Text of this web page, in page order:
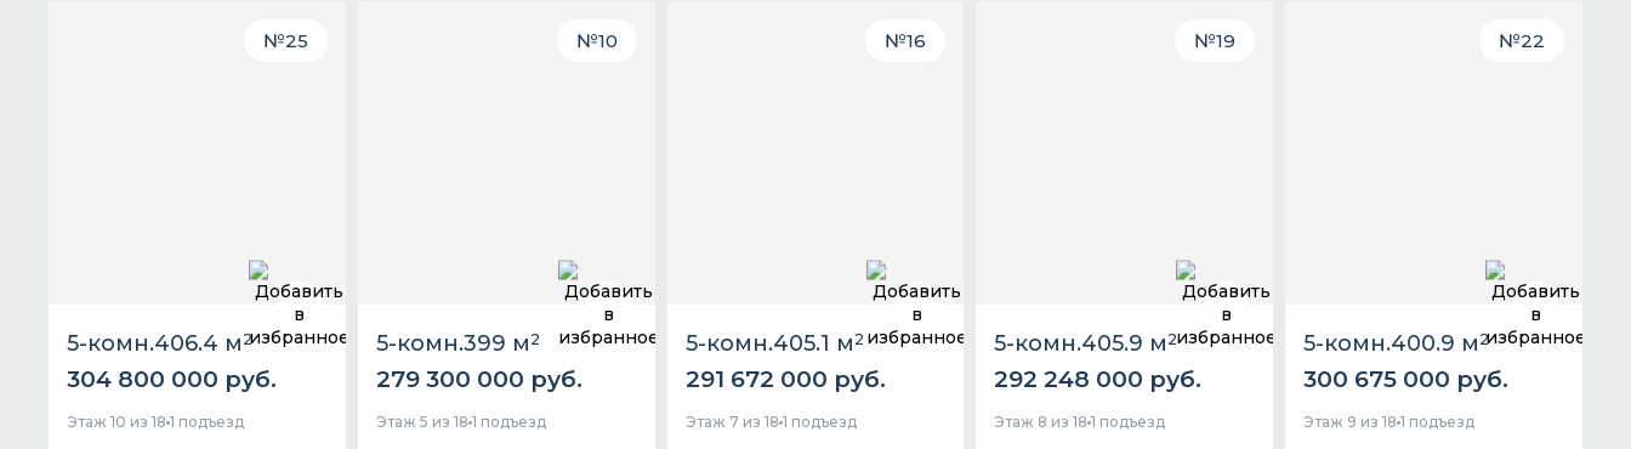
№25
5-комн.406.4 м 2
304 800 000 руб.
Этаж 10 из 18 1 подъезд
№10
5-комн.399 м 2
279 300 000 руб.
Этаж 5 из 18 1 подъезд
№16
5-комн.405.1 м 2
291 672 000 руб.
Этаж 7 из 18 1 подъезд
№19
5-комн.405.9 м 2
292 248 000 руб.
Этаж 8 из 18 1 подъезд
№22
5-комн.400.9 м 2
300 675 000 руб.
Этаж 9 из 18 1 подъезд